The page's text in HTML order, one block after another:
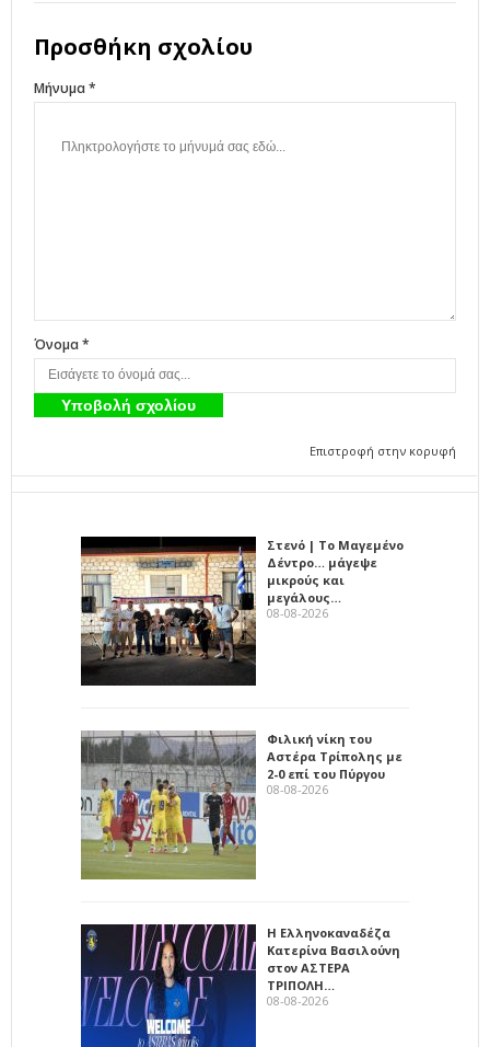
Προσθήκη σχολίου
Μήνυμα *
Όνομα *
Επιστροφή στην κορυφή
Στενό | Το Μαγεμένο
Δέντρο… μάγεψε
μικρούς και
μεγάλους…
08-08-2026
Φιλική νίκη του
Αστέρα Τρίπολης με
2-0 επί του Πύργου
08-08-2026
Η Ελληνοκαναδέζα
Κατερίνα Βασιλούνη
στον ΑΣΤΕΡΑ
ΤΡΙΠΟΛΗ…
08-08-2026